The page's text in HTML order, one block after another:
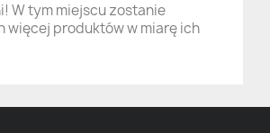
W tym miejscu zostanie
więcej produktów w miarę ich